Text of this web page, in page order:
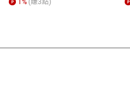
1% (賺3點)